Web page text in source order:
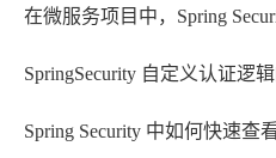
在微服务项目中，Spring
SpringSecurity 自定义认证逻
Spring Security 中如何快速查